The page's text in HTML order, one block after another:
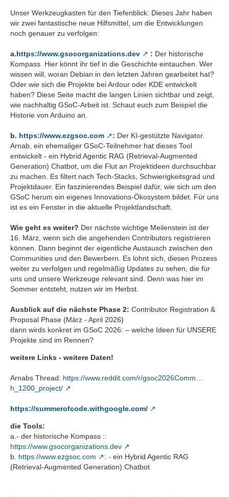
Unser Werkzeugkasten für den Tiefenblick: Dieses Jahr haben
wir zwei fantastische neue Hilfsmittel, um die Entwicklungen
noch genauer zu verfolgen:
a.https://www.gsocorganizations.dev : Der historische
Kompass. Hier könnt ihr tief in die Geschichte eintauchen. Wer
wissen will, woran Debian in den letzten Jahren gearbeitet hat?
Oder wie sich die Projekte bei Ardour oder KDE entwickelt
haben? Diese Seite macht die langen Linien sichtbar und zeigt,
wie nachhaltig GSoC-Arbeit ist. Schaut euch zum Beispiel die
Historie von Arduino an.
b. https://www.ezgsoc.com : Der KI-gestützte Navigator.
Arnab, ein ehemaliger GSoC-Teilnehmer hat dieses Tool
entwickelt - ein Hybrid Agentic RAG (Retrieval-Augmented
Generation) Chatbot, um die Flut an Projektideen durchsuchbar
zu machen. Es filtert nach Tech-Stacks, Schwierigkeitsgrad und
Projektdauer. Ein faszinierendes Beispiel dafür, wie sich um den
GSoC herum ein eigenes Innovations-Ökosystem bildet. Für uns
ist es ein Fenster in die aktuelle Projektlandschaft.
Wie geht es weiter? Der nächste wichtige Meilenstein ist der
16. März, wenn sich die angehenden Contributors registrieren
können. Dann beginnt der eigentliche Austausch zwischen den
Communities und den Bewerbern. Es lohnt sich, diesen Prozess
weiter zu verfolgen und regelmäßig Updates zu sehen, die für
uns und unsere Werkzeuge relevant sind. Denn was hier im
Sommer entsteht, nutzen wir im Herbst.
Ausblick auf die nächste Phase 2: Contributor Registration &
Proposal Phase (März - April 2026)
dann wirds konkret im GSoC 2026: – welche Ideen für UNSERE
Projekte sind im Rennen?
weitere Links - weitere Daten!
Arnabs Thread: https://www.reddit.com/r/gsoc2026Comm…
h_1200_project/
https://summerofcode.withgoogle.com/
die Tools:
a.- der historische Kompass ::
https://www.gsocorganizations.dev
b. https://www.ezgsoc.com
: - ein Hybrid Agentic RAG
(Retrieval-Augmented Generation) Chatbot